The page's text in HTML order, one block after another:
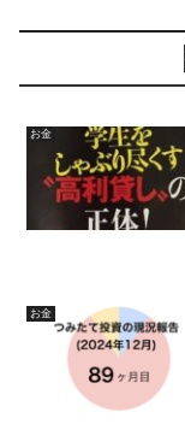
お金
お金